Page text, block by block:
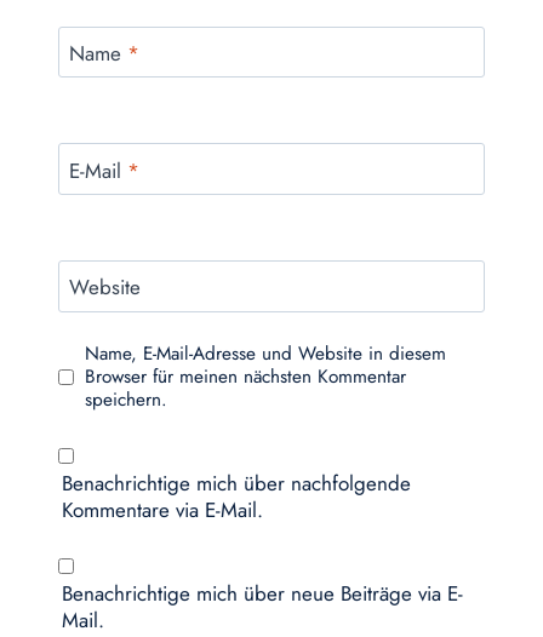
Name *
E-Mail *
Website
Name, E-Mail-Adresse und Website in diesem
Browser für meinen nächsten Kommentar
speichern.
Benachrichtige mich über nachfolgende
Kommentare via E-Mail.
Benachrichtige mich über neue Beiträge via E-
Mail.